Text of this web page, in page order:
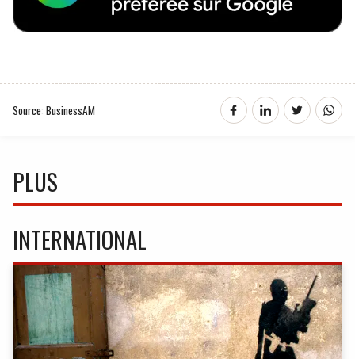
Source: BusinessAM
PLUS
INTERNATIONAL